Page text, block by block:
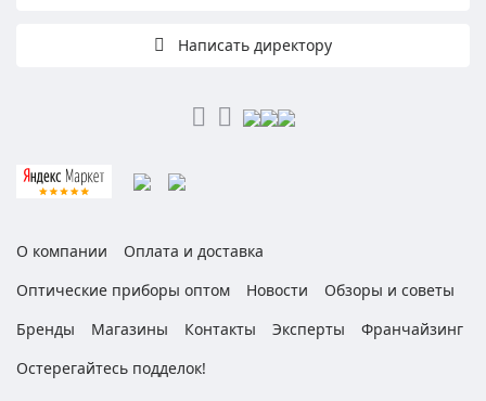
Написать директору
О компании
Оплата и доставка
Оптические приборы оптом
Новости
Обзоры и советы
Бренды
Магазины Контакты Эксперты
Франчайзинг
Остерегайтесь подделок!